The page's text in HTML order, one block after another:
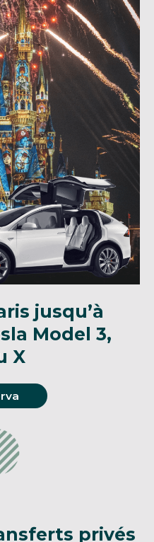
jusqu’à
Model 3,
X
privés